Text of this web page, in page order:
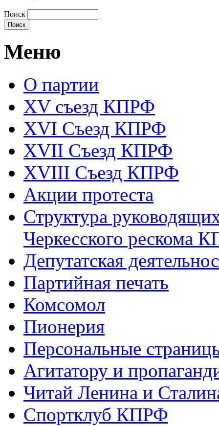
Поиск
Меню
О партии
XV съезд КПРФ
XVI Съезд КПРФ
XVII Cъезд КПРФ
XVIII Cъезд КПРФ
Акции протеста
Структура
Черкесского рескома
Депутатская
Партийная печать
Комсомол
Пионерия
Персональные
Агитатору и
Читай Ленина и
Спортклуб КПРФ